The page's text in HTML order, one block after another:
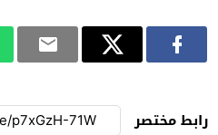
رابط مختصر